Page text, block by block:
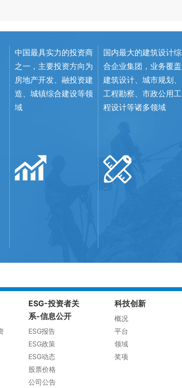
中国最具实力的投资商
之一，主要投资方向为
房地产开发、融投资建
造、城镇综合建设等领
域
国内最大的建筑设计综
合企业集团，业务覆盖
建筑设计、城市规划、
工程勘察、市政公用工
程设计等诸多领域
ESG-投资者关
系-信息公开
ESG报告
ESG政策
ESG动态
股票价格
公司公告
科技创新
概况
平台
领域
奖项